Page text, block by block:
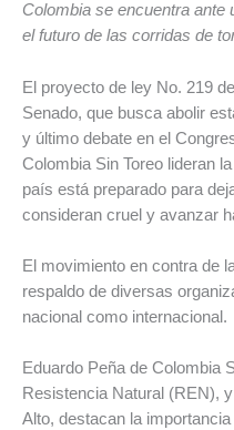
Colombia se encuentra ante
el futuro de las corridas de
El proyecto de ley No. 219
Senado, que busca abolir
y último debate en el
Colombia Sin Toreo lideran
país está preparado para
consideran cruel y avanzar
El movimiento en contra de
respaldo de diversas
nacional como internacional.
Eduardo Peña de Colombia
Resistencia Natural (REN),
Alto, destacan la